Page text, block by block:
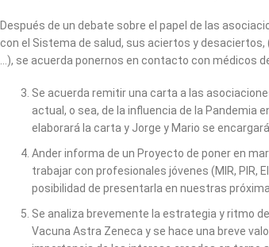
Después de un debate sobre el papel de las
con el Sistema de salud, sus aciertos y
…), se acuerda ponernos en contacto con médicos
Se acuerda remitir una carta a las
actual, o sea, de la influencia de la Pandemia
elaborará la carta y Jorge y Mario se
Ander informa de un Proyecto de poner en
trabajar con profesionales jóvenes (MIR, PIR,
posibilidad de presentarla en nuestras
Se analiza brevemente la estrategia y ritmo
Vacuna Astra Zeneca y se hace una breve